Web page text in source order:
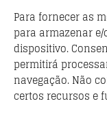
Para fornecer as
para armazenar
dispositivo.
permitirá
navegação. Não
certos recursos e
o esporte na Itália.
Parceiros
Futebol ao vivo
Análises e